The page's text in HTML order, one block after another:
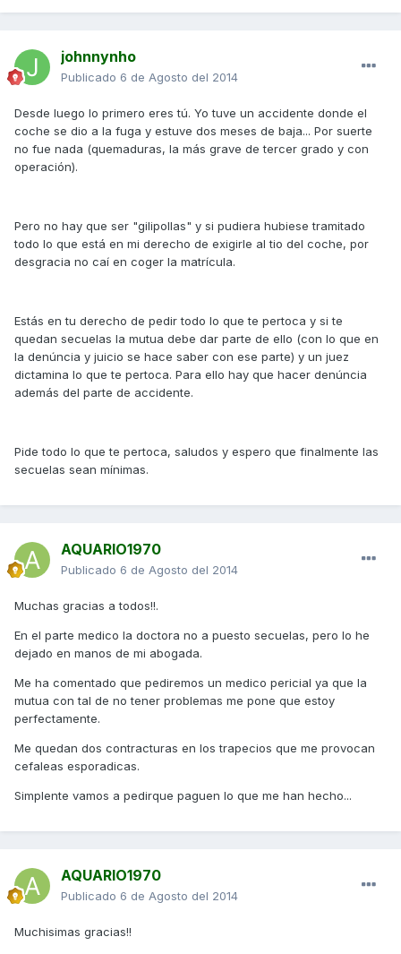
johnnynho
Publicado 6 de Agosto del 2014
Desde luego lo primero eres tú. Yo tuve un accidente donde el
coche se dio a la fuga y estuve dos meses de baja... Por suerte
no fue nada (quemaduras, la más grave de tercer grado y con
operación).
Pero no hay que ser "gilipollas" y si pudiera hubiese tramitado
todo lo que está en mi derecho de exigirle al tio del coche, por
desgracia no caí en coger la matrícula.
Estás en tu derecho de pedir todo lo que te pertoca y si te
quedan secuelas la mutua debe dar parte de ello (con lo que en
la denúncia y juicio se hace saber con ese parte) y un juez
dictamina lo que te pertoca. Para ello hay que hacer denúncia
además del parte de accidente.
Pide todo lo que te pertoca, saludos y espero que finalmente las
secuelas sean mínimas.
AQUARIO1970
Publicado 6 de Agosto del 2014
Muchas gracias a todos!!.
En el parte medico la doctora no a puesto secuelas, pero lo he
dejado en manos de mi abogada.
Me ha comentado que pediremos un medico pericial ya que la
mutua con tal de no tener problemas me pone que estoy
perfectamente.
Me quedan dos contracturas en los trapecios que me provocan
cefaleas esporadicas.
Simplente vamos a pedirque paguen lo que me han hecho...
AQUARIO1970
Publicado 6 de Agosto del 2014
Muchisimas gracias!!